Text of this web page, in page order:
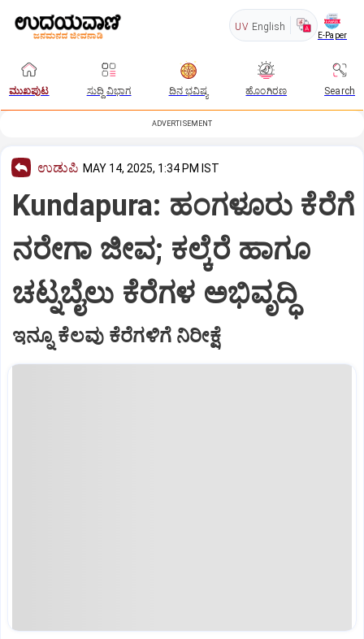
UV English
E-Paper
ಮುಖಪುಟ ಸುದ್ದಿ ವಿಭಾಗ ದಿನ ಭವಿಷ್ಯ ಹೊಂಗಿರಣ Search
ADVERTISEMENT
ಉಡುಪಿ MAY 14, 2025, 1:34 PM IST
Kundapura: ಹಂಗಳೂರು ಕೆರೆಗೆ
ನರೇಗಾ ಜೀವ; ಕಲ್ಕೆರೆ ಹಾಗೂ
ಚಟ್ನಬೈಲು ಕೆರೆಗಳ ಅಭಿವೃದ್ಧಿ
ಇನ್ನೂ ಕೆಲವು ಕೆರೆಗಳಿಗೆ ನಿರೀಕ್ಷೆ